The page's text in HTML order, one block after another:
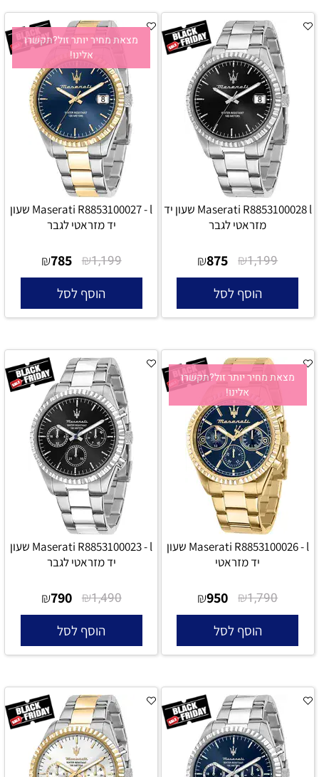
Maserati R8853100028 l שעון יד
מזראטי לגבר
₪1,199
₪875
הוסף לסל
מצאת מחיר יותר זול?תקשרו
אלינו!
Maserati R8853100027 - l שעון
יד מזראטי לגבר
₪1,199
₪785
הוסף לסל
מצאת מחיר יותר זול?תקשרו
אלינו!
Maserati R8853100026 - l שעון
יד מזראטי
₪1,790
₪950
הוסף לסל
Maserati R8853100023 - l שעון
יד מזראטי לגבר
₪1,490
₪790
הוסף לסל